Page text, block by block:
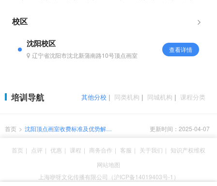
组，精选顶点画室资深教师担当
组，精选顶点画室资深教师担当
校区
沈阳校区
辽宁省沈阳市沈北新蒲南路10号顶点画室
查看详情
其他分校 | 同类机构 | 同城机构 | 课程分类
培训导航
首页 > 沈阳顶点画室收费标准及优势解
更新时间：2025-04-07
首页 | 点评 | 优惠 | 课程 | 商务合作 | 客服 | 关于我们 | 知识产权维权
网站地图
上海咿呀文化传播有限公司（沪ICP备14019403号-1）